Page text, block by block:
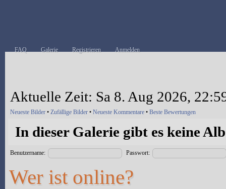
FAQ Galerie Registrieren Anmelden
Aktuelle Zeit: Sa 8. Aug 2026,
Neueste Bilder • Zufällige Bilder • Neueste Kommentare • Beste Bewertungen
In dieser Galerie gibt es keine
Benutzername: Passwort:
Wer ist online?